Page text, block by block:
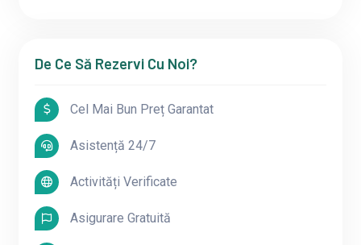
De Ce Să Rezervi Cu Noi?
Cel Mai Bun Preț Garantat
Asistență 24/7
Activități Verificate
Asigurare Gratuită